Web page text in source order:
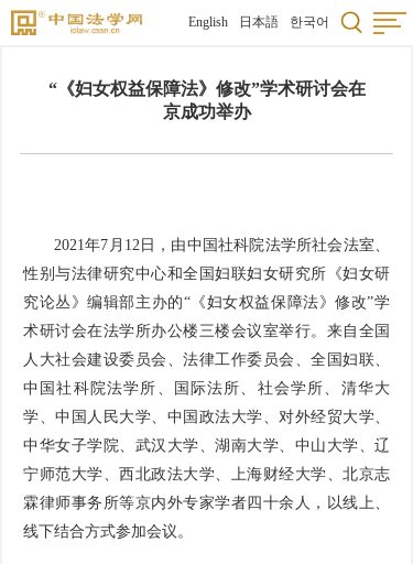
English 日本語 한국어
“《妇女权益保障法》修改”学术研讨会在
京成功举办
2021年7月12日，由中国社科院法学所社会法室、
性别与法律研究中心和全国妇联妇女研究所《妇女研
究论丛》编辑部主办的“《妇女权益保障法》修改”学
术研讨会在法学所办公楼三楼会议室举行。来自全国
人大社会建设委员会、法律工作委员会、全国妇联、
中国社科院法学所、国际法所、社会学所、清华大
学、中国人民大学、中国政法大学、对外经贸大学、
中华女子学院、武汉大学、湖南大学、中山大学、辽
宁师范大学、西北政法大学、上海财经大学、北京志
霖律师事务所等京内外专家学者四十余人，以线上、
线下结合方式参加会议。